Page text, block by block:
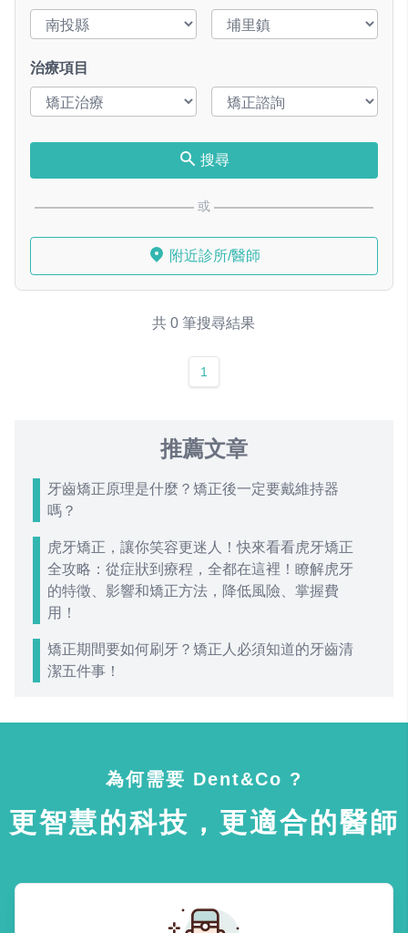
治療項目
搜尋
或
附近診所/醫師
共 0 筆搜尋結果
1
推薦文章
牙齒矯正原理是什麼？矯正後一定要戴維持器
嗎？
虎牙矯正，讓你笑容更迷人！快來看看虎牙矯正
全攻略：從症狀到療程，全都在這裡！瞭解虎牙
的特徵、影響和矯正方法，降低風險、掌握費
用！
矯正期間要如何刷牙？矯正人必須知道的牙齒清
潔五件事！
為何需要 Dent&Co ?
更智慧的科技，更適合的醫師